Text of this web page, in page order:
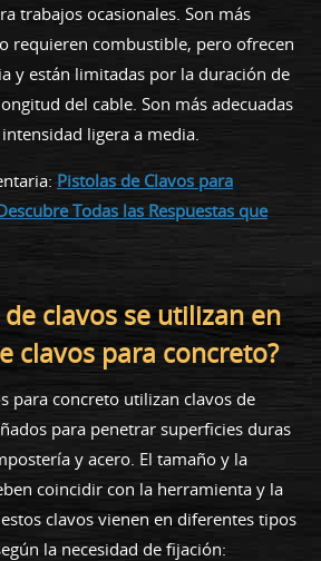
trabajos ocasionales. Son más
requieren combustible, pero ofrecen
y están limitadas por la duración de
del cable. Son más adecuadas
ligera a media.
Pistolas de Clavos para
Todas las Respuestas que
clavos se utilizan en
clavos para concreto?
para concreto utilizan clavos de
para penetrar superficies duras
y acero. El tamaño y la
coincidir con la herramienta y la
clavos vienen en diferentes tipos
la necesidad de fijación: